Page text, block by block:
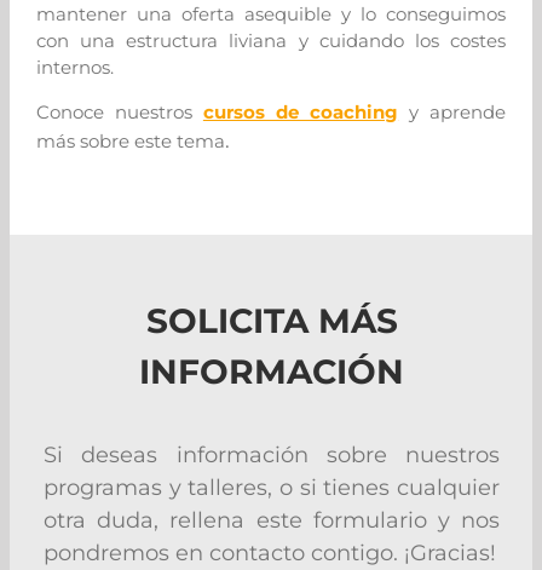
mantener una oferta asequible y lo conseguimos
con una estructura liviana y cuidando los costes
internos.
Conoce nuestros cursos de coaching y aprende
más sobre este tema.
SOLICITA MÁS
INFORMACIÓN
Si deseas información sobre nuestros
programas y talleres, o si tienes cualquier
otra duda, rellena este formulario y nos
pondremos en contacto contigo. ¡Gracias!